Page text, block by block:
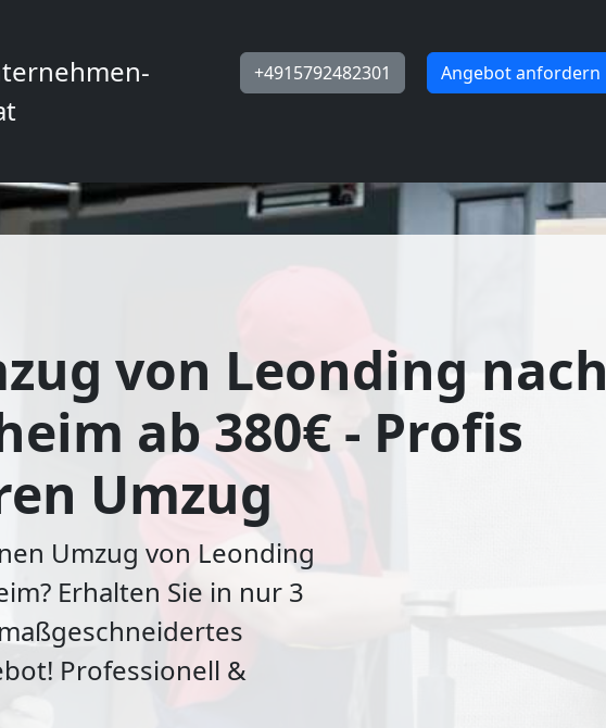
+4915792482301 Angebot anfordern
von Leonding nach
ab 380€ - Profis
Umzug
Umzug von Leonding
Erhalten Sie in nur 3
Professionell &